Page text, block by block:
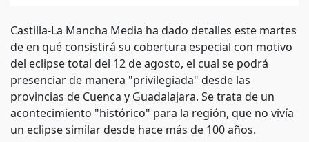
Castilla-La Mancha Media ha dado detalles este martes
de en qué consistirá su cobertura especial con motivo
del eclipse total del 12 de agosto, el cual se podrá
presenciar de manera "privilegiada" desde las
provincias de Cuenca y Guadalajara. Se trata de un
acontecimiento "histórico" para la región, que no vivía
un eclipse similar desde hace más de 100 años.